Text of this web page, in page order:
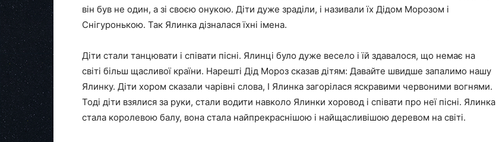
він був не один, а зі своєю онукою. Діти дуже зраділи, і називали їх Дідом Морозом і
Снігуронькою. Так Ялинка дізналася їхні імена.
Діти стали танцювати і співати пісні. Ялинці було дуже весело і їй здавалося, що немає на
світі більш щасливої країни. Нарешті Дід Мороз сказав дітям: Давайте швидше запалимо нашу
Ялинку. Діти хором сказали чарівні слова, І Ялинка загорілася яскравими червоними вогнями.
Тоді діти взялися за руки, стали водити навколо Ялинки хоровод і співати про неї пісні. Ялинка
стала королевою балу, вона стала найпрекраснішою і найщасливішою деревом на світі.